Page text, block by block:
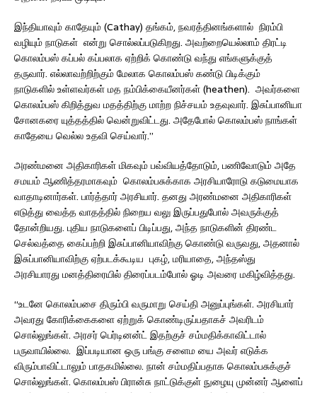
இந்தியாவும் காதேயும் (Cathay) தங்கம், நவரத்தினங்களால் நிரம்பி
வழியும் நாடுகள் என்று சொல்லப்படுகிறது. அவற்றையெல்லாம் திரட்டி
கொலம்பஸ் கப்பல் கப்பலாக ஏற்றிக் கொண்டு வந்து எங்களுக்குத்
தருவார். எல்லாவற்றிற்கும் மேலாக கொலம்பஸ் கண்டு பிடிக்கும்
நாடுகளில் உள்ளவர்கள் மத நம்பிக்கையீனர்கள் (heathen). அவர்களை
கொலம்பஸ் கிறித்துவ மதத்திற்கு மாற்ற நிச்சயம் உதவுவார். இசுப்பானியா
சோனகரை யுத்தத்தில் வென்றுவிட்டது. அதேபோல் கொலம்பஸ் நாங்கள்
காதேயை வெல்ல உதவி செய்வார்.”
அரண்மனை அதிகாரிகள் மிகவும் பவ்வியத்தோடும், பணிவோடும் அதே
சமயம் ஆணித்தரமாகவும் கொலம்பசுக்காக அரசியாரோடு கடுமையாக
வாதாடினார்கள். பார்த்தார் அரசியார். தனது அரண்மனை அதிகாரிகள்
எடுத்து வைத்த வாதத்தில் நிறைய வலு இருப்பதுபோல் அவருக்குத்
தோன்றியது. புதிய நாடுகளைப் பிடிப்பது, அந்த நாடுகளின் திரண்ட
செல்வத்தை கைப்பற்றி இசுப்பானியாவிற்கு கொண்டு வருவது, அதனால்
இசுப்பானியாவிற்கு ஏற்படக்கூடிய புகழ், மரியாதை, அந்தஸ்து
அரசியாரது மனத்திரையில் திரைப்படம்போல் ஓடி அவரை மகிழ்வித்தது.
“உடனே கொலம்பசை திரும்பி வருமாறு செய்தி அனுப்புங்கள். அரசியார்
அவரது கோரிக்கைகளை ஏற்றுக் கொண்டிருப்பதாகச் அவரிடம்
சொல்லுங்கள். அரசர் பெர்டினன்ட் இதற்குச் சம்மதிக்காவிட்டால்
பருவாயில்லை. இப்படியான ஒரு பங்கு சளைம யை அவர் எடுக்க
விரும்பாவிட்டாலும் பாதகமில்லை. நான் சம்மதிப்பதாக கொலம்பசுக்குச்
சொல்லுங்கள். கொலம்பஸ் பிரான்சு நாட்டுக்குள் நுழையு முன்னர் ஆளைப்